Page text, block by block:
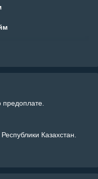
предоплате.
Казахстан.